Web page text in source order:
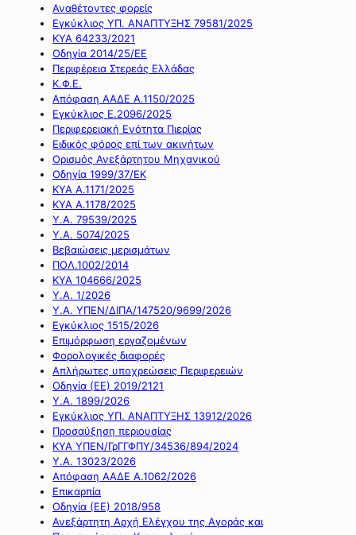
Αναθέτοντες φορείς
Εγκύκλιος ΥΠ. ΑΝΑΠΤΥΞΗΣ 79581/2025
ΚΥΑ 64233/2021
Οδηγία 2014/25/ΕΕ
Περιφέρεια Στερεάς Ελλάδας
Κ.Φ.Ε.
Απόφαση ΑΑΔΕ Α.1150/2025
Εγκύκλιος Ε.2096/2025
Περιφερειακή Ενότητα Πιερίας
Ειδικός φόρος επί των ακινήτων
Ορισμός Ανεξάρτητου Μηχανικού
Οδηγία 1999/37/ΕΚ
ΚΥΑ Α.1171/2025
ΚΥΑ Α.1178/2025
Υ.Α. 79539/2025
Υ.Α. 5074/2025
Βεβαιώσεις μερισμάτων
ΠΟΛ.1002/2014
ΚΥΑ 104666/2025
Υ.Α. 1/2026
Υ.Α. ΥΠΕΝ/ΔΙΠΑ/147520/9699/2026
Εγκύκλιος 1515/2026
Επιμόρφωση εργαζομένων
Φορολογικές διαφορές
Απλήρωτες υποχρεώσεις Περιφερειών
Οδηγία (ΕΕ) 2019/2121
Υ.Α. 1899/2026
Εγκύκλιος ΥΠ. ΑΝΑΠΤΥΞΗΣ 13912/2026
Προσαύξηση περιουσίας
ΚΥΑ ΥΠΕΝ/ΓρΓΓΦΠΥ/34536/894/2024
Υ.Α. 13023/2026
Απόφαση ΑΑΔΕ Α.1062/2026
Επικαρπία
Οδηγία (ΕΕ) 2018/958
Ανεξάρτητη Αρχή Ελέγχου της Αγοράς και